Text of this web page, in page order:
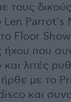
τους
Len
Floor
ήχου που
λιτές
με το
και